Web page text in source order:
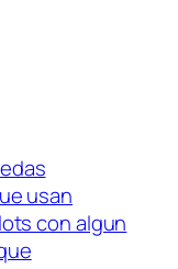
usan
con algun